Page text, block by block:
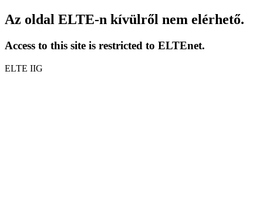
Az oldal ELTE-n kívülről nem elérhető.
Access to this site is restricted to ELTEnet.
ELTE IIG